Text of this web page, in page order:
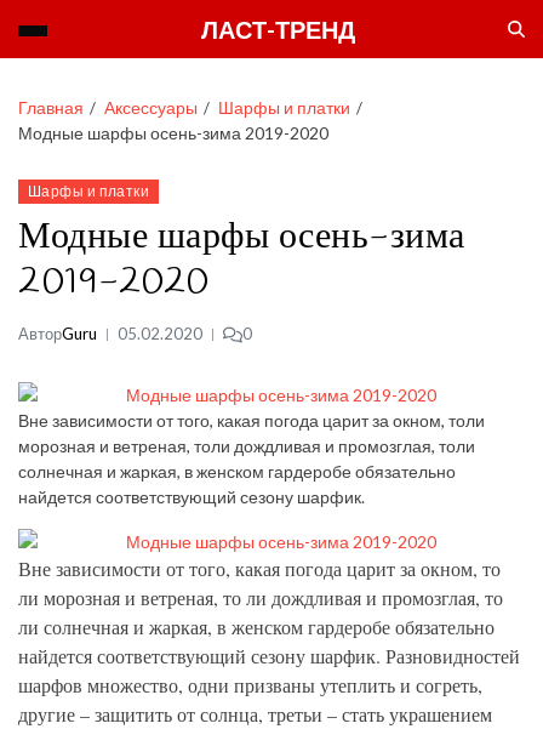
ЛАСТ-ТРЕНД
Главная Аксессуары
Шарфы и платки
Модные шарфы осень-зима 2019-2020
Шарфы и платки
Модные шарфы осень-зима
2019-2020
АвторGuru 05.02.2020 0
Вне зависимости от того, какая погода царит за окном, толи
морозная и ветреная, толи дождливая и промозглая, толи
солнечная и жаркая, в женском гардеробе обязательно
найдется соответствующий сезону шарфик.
Вне зависимости от того, какая погода царит за окном, то
ли морозная и ветреная, то ли дождливая и промозглая, то
ли солнечная и жаркая, в женском гардеробе обязательно
найдется соответствующий сезону шарфик. Разновидностей
шарфов множество, одни призваны утеплить и согреть,
другие – защитить от солнца, третьи – стать украшением